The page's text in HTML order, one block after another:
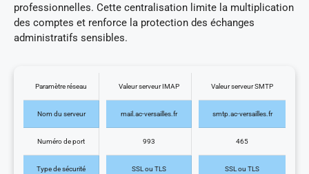
professionnelles. Cette centralisation limite la multiplication
des comptes et renforce la protection des échanges
administratifs sensibles.
Paramètre réseau Valeur serveur IMAP Valeur serveur SMTP
Nom du serveur mail.ac-versailles.fr smtp.ac-versailles.fr
Numéro de port 993 465
Type de sécurité SSL ou TLS SSL ou TLS